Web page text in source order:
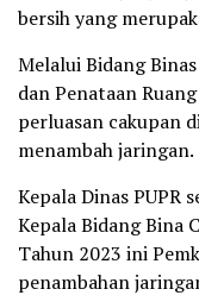
bersih yang
Melalui Bidang
dan Penataan
perluasan cakupan
menambah jaringan.
Kepala Dinas PUPR
Kepala Bidang Bina
Tahun 2023 ini
penambahan